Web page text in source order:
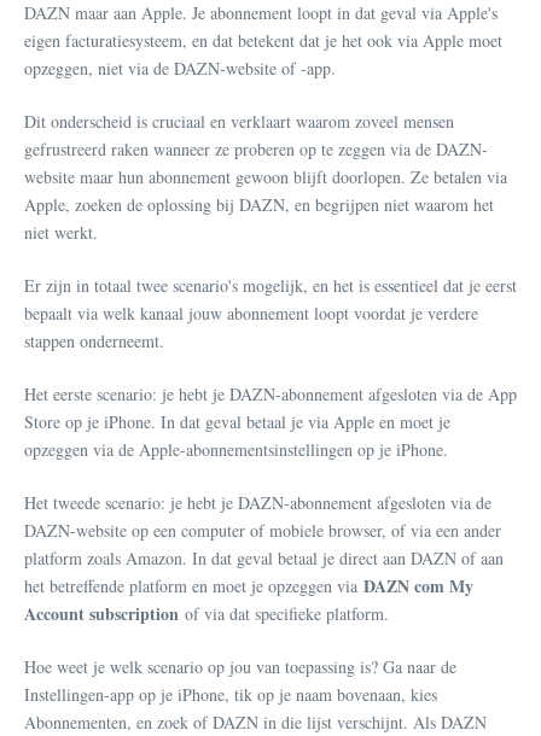
DAZN maar aan Apple. Je abonnement loopt in dat geval via Apple's
eigen facturatiesysteem, en dat betekent dat je het ook via Apple moet
opzeggen, niet via de DAZN-website of -app.
Dit onderscheid is cruciaal en verklaart waarom zoveel mensen
gefrustreerd raken wanneer ze proberen op te zeggen via de DAZN-
website maar hun abonnement gewoon blijft doorlopen. Ze betalen via
Apple, zoeken de oplossing bij DAZN, en begrijpen niet waarom het
niet werkt.
Er zijn in totaal twee scenario's mogelijk, en het is essentieel dat je eerst
bepaalt via welk kanaal jouw abonnement loopt voordat je verdere
stappen onderneemt.
Het eerste scenario: je hebt je DAZN-abonnement afgesloten via de App
Store op je iPhone. In dat geval betaal je via Apple en moet je
opzeggen via de Apple-abonnementsinstellingen op je iPhone.
Het tweede scenario: je hebt je DAZN-abonnement afgesloten via de
DAZN-website op een computer of mobiele browser, of via een ander
platform zoals Amazon. In dat geval betaal je direct aan DAZN of aan
het betreffende platform en moet je opzeggen via DAZN com My
Account subscription of via dat specifieke platform.
Hoe weet je welk scenario op jou van toepassing is? Ga naar de
Instellingen-app op je iPhone, tik op je naam bovenaan, kies
Abonnementen, en zoek of DAZN in die lijst verschijnt. Als DAZN